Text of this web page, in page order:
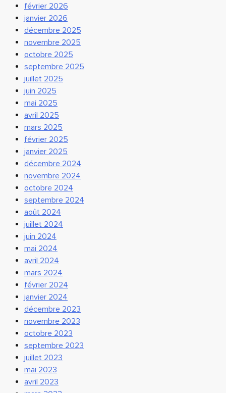
février 2026
janvier 2026
décembre 2025
novembre 2025
octobre 2025
septembre 2025
juillet 2025
juin 2025
mai 2025
avril 2025
mars 2025
février 2025
janvier 2025
décembre 2024
novembre 2024
octobre 2024
septembre 2024
août 2024
juillet 2024
juin 2024
mai 2024
avril 2024
mars 2024
février 2024
janvier 2024
décembre 2023
novembre 2023
octobre 2023
septembre 2023
juillet 2023
mai 2023
avril 2023